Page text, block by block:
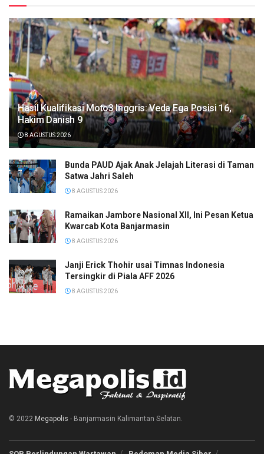
Hasil Kualifikasi Moto3 Inggris: Veda Ega Posisi 16,
Hakim Danish 9
8 AGUSTUS 2026
Bunda PAUD Ajak Anak Jelajah Literasi di Taman
Satwa Jahri Saleh
8 AGUSTUS 2026
Ramaikan Jambore Nasional XII, Ini Pesan Ketua
Kwarcab Kota Banjarmasin
8 AGUSTUS 2026
Janji Erick Thohir usai Timnas Indonesia
Tersingkir di Piala AFF 2026
8 AGUSTUS 2026
© 2022 Megapolis - Banjarmasin Kalimantan Selatan.